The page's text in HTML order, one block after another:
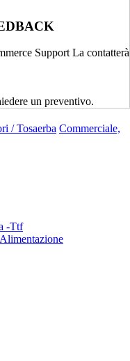
Support La contatterà
un preventivo.
/ Tosaerba Commerciale,
-Ttf